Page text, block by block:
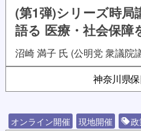
(第1弾)シリーズ時局
語る 医療・社会保障
沼崎 満子 氏 (公明党 衆議院
神奈川県
オンライン開催 現地開催